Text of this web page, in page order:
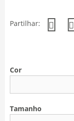
Partilhar:
Cor
Tamanho